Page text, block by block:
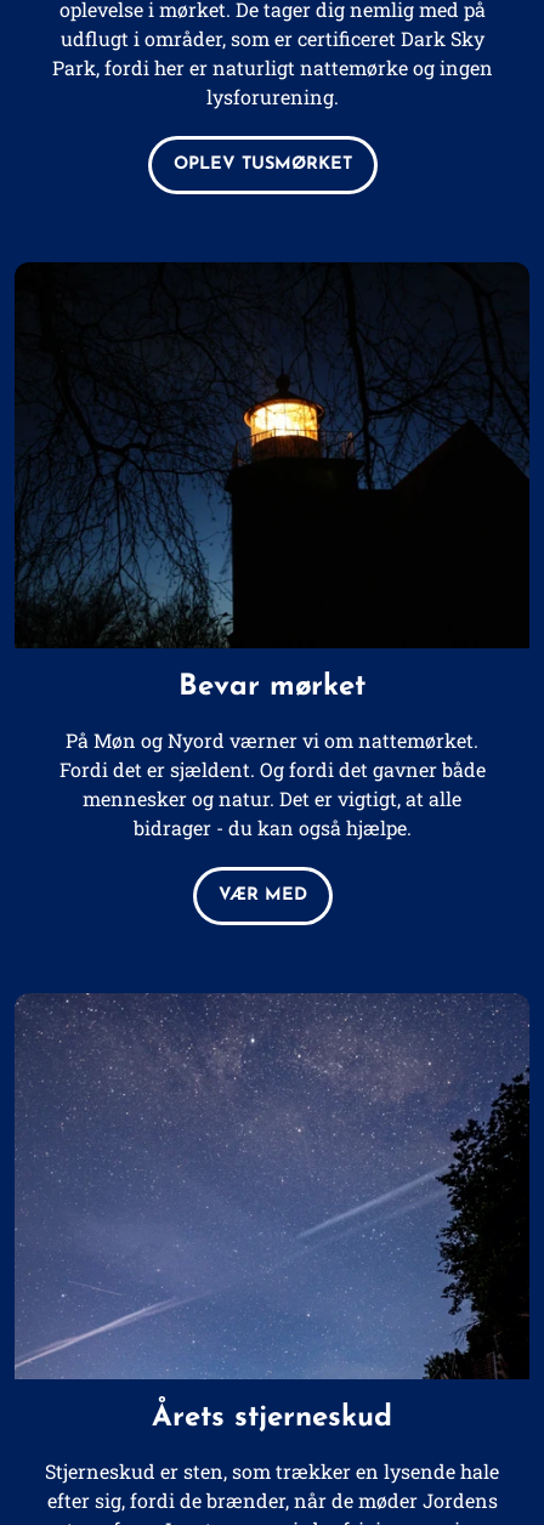
oplevelse i mørket. De tager dig nemlig med på
udflugt i områder, som er certificeret Dark Sky
Park, fordi her er naturligt nattemørke og ingen
lysforurening.
OPLEV TUSMØRKET
Bevar mørket
På Møn og Nyord værner vi om nattemørket.
Fordi det er sjældent. Og fordi det gavnerbåde
mennesker og natur. Det er vigtigt, at alle
bidrager - du kan også hjælpe.
VÆR MED
Årets stjerneskud
Stjerneskud er sten, som trækker en lysende hale
efter sig, fordi de brænder, når de møder Jordens